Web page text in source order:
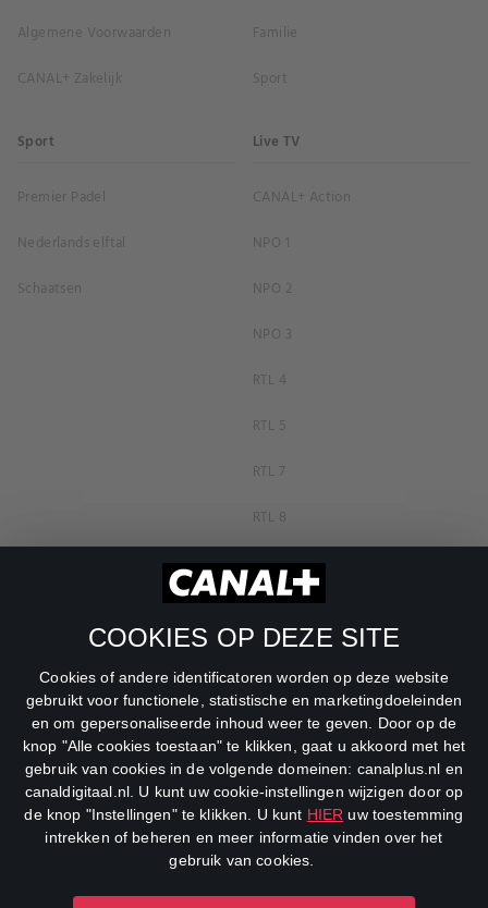
COOKIES OP DEZE SITE
Cookies of andere identificatoren worden op deze website
gebruikt voor functionele, statistische en marketingdoeleinden
en om gepersonaliseerde inhoud weer te geven. Door op de
knop "Alle cookies toestaan" te klikken, gaat u akkoord met het
gebruik van cookies in de volgende domeinen: canalplus.nl en
canaldigitaal.nl. U kunt uw cookie-instellingen wijzigen door op
de knop "Instellingen" te klikken. U kunt HIER uw toestemming
intrekken of beheren en meer informatie vinden over het
gebruik van cookies.
Algemene Voorwaarden
CANAL+ Zakelijk
Familie
Sport
Sport
Premier Padel
Nederlands elftal
Schaatsen
Live TV
CANAL+ Action
NPO 1
NPO 2
NPO 3
RTL 4
RTL 5
RTL 7
RTL 8
RTL Z
SBS6
Veronica
DreamWorks Channel